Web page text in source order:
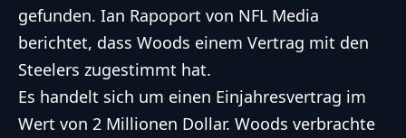
gefunden. Ian Rapoport von NFL Media
berichtet, dass Woods einem Vertrag mit den
Steelers zugestimmt hat.
Es handelt sich um einen Einjahresvertrag im
Wert von 2 Millionen Dollar. Woods verbrachte